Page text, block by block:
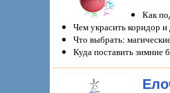
Как
Чем украсить коридор и
Что выбрать:
Куда поставить зимние